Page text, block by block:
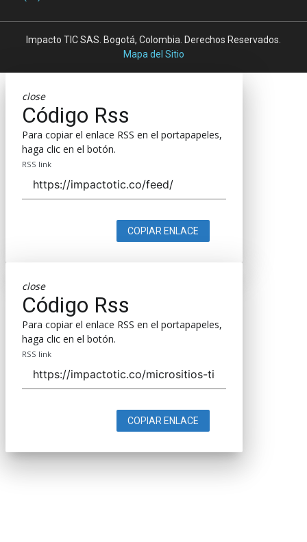
Impacto TIC SAS. Bogotá, Colombia. Derechos Reservados.
Mapa del Sitio
close
Código Rss
Para copiar el enlace RSS en el portapapeles,
haga clic en el botón.
RSS link
COPIAR ENLACE
close
Código Rss
Para copiar el enlace RSS en el portapapeles,
haga clic en el botón.
RSS link
COPIAR ENLACE